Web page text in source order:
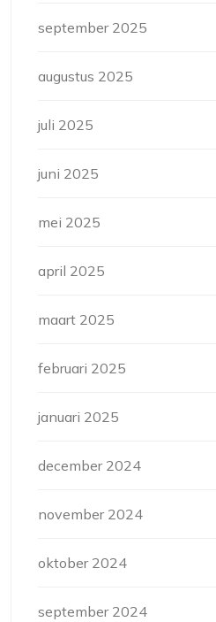
september 2025
augustus 2025
juli 2025
juni 2025
mei 2025
april 2025
maart 2025
februari 2025
januari 2025
december 2024
november 2024
oktober 2024
september 2024